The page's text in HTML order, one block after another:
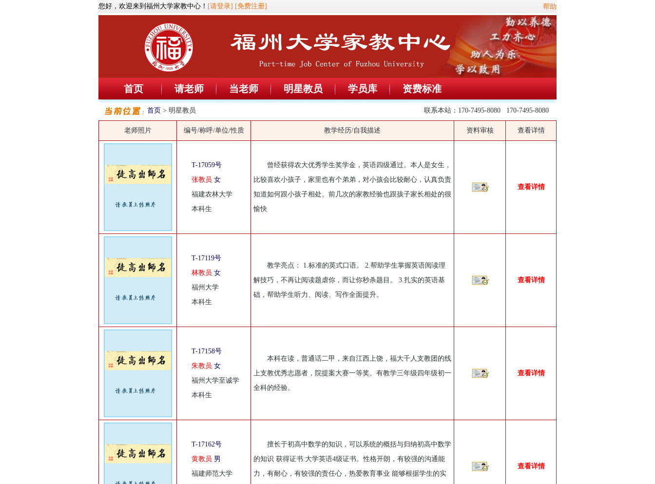
您好，欢迎来到福州大学家教中心！ [请登录] [免费注册] 帮助
首页 请老师 当老师 明星教员 学员库 资费标准
首页 > 明星教员 联系本站：170-7495-8080 170-7495-8080
老师照片 编号/称呼/单位/性质 教学经历/自我描述 资料审核 查看详情
T-17059号
张教员 女
福建农林大学
本科生
曾经获得农大优秀学生奖学金，英语四级通过。本人是女生，
比较喜欢小孩子，家里也有个弟弟，对小孩会比较耐心，认真负责
知道如何跟小孩子相处。前几次的家教经验也跟孩子家长相处的很
愉快
查看详情
T-17119号
林教员 女
福州大学
本科生
教学亮点： 1.标准的英式口语。 2.帮助学生掌握英语阅读理
解技巧，不再让阅读题虐你，而让你秒杀题目。 3.扎实的英语基
础，帮助学生听力、阅读、写作全面提升。
查看详情
T-17158号
朱教员 女
福州大学至诚学
本科生
本科在读，普通话二甲，来自江西上饶，福大千人支教团的线
上支教优秀志愿者，院提案大赛一等奖。有教学三年级四年级初一
全科的经验。
查看详情
T-17162号
黄教员 男
福建师范大学
擅长于初高中数学的知识，可以系统的概括与归纳初高中数学
的知识 获得证书:大学英语4级证书。性格开朗，有较强的沟通能
力，有耐心，有较强的责任心，热爱教育事业 能够根据学生的实
查看详情